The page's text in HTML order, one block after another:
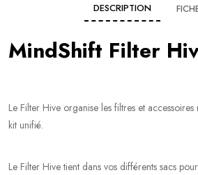
DESCRIPTION
MindShift Filter
Le Filter Hive organise les filtres et
kit unifié.
Le Filter Hive tient dans vos différents sacs